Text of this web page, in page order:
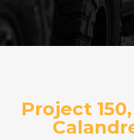
Project